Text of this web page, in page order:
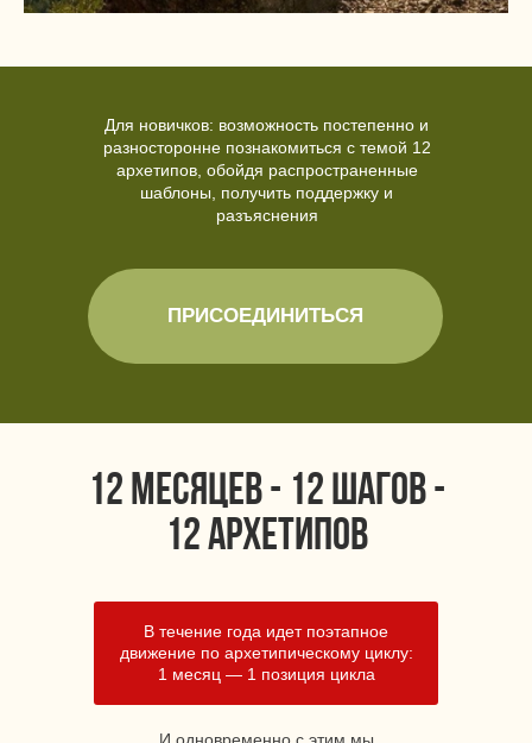
ПРИСОЕДИНИТЬСЯ
Для новичков: возможность постепенно и
разносторонне познакомиться с темой 12
архетипов, обойдя распространенные
шаблоны, получить поддержку и
разъяснения
12 месяцев - 12 шагов -
12 архетипов
В течение года идет поэтапное
движение по архетипическому циклу:
1 месяц — 1 позиция цикла